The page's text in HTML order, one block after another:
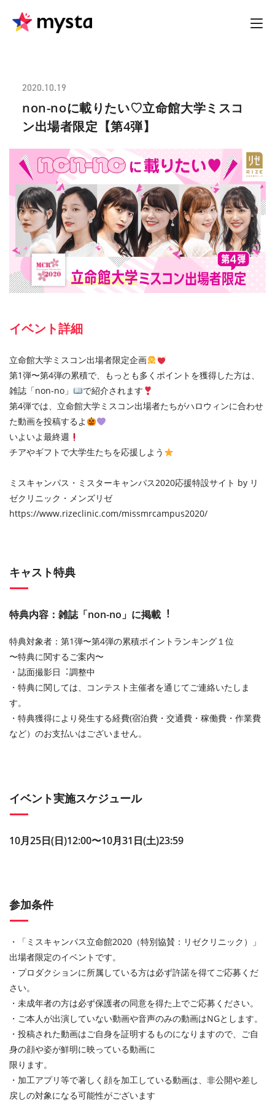
2020.10.19
non-noに載りたい♡立命館大学ミスコ
ン出場者限定【第4弾】
イベント詳細
立命館大学ミスコン出場者限定企画
第1弾〜第4弾の累積で、もっとも多くポイントを獲得した⽅は、
雑誌「non-no」
で紹介されます
第4弾では、立命館大学ミスコン出場者たちがハロウィンに合わせ
た動画を投稿するよ
いよいよ最終週
チアやギフトで⼤学⽣たちを応援しよう
ミスキャンパス・ミスターキャンパス2020応援特設サイト by リ
ゼクリニック・メンズリゼ
https://www.rizeclinic.com/missmrcampus2020/
キャスト特典
特典内容：雑誌「non-no」に掲載︕
特典対象者：第1弾〜第4弾の累積ポイントランキング１位
〜特典に関するご案内〜
・誌⾯撮影⽇︓調整中
・特典に関しては、コンテスト主催者を通じてご連絡いたしま
す。
・特典獲得により発⽣する経費(宿泊費・交通費・稼働費・作業費
など）のお⽀払いはございません。
イベント実施スケジュール
10⽉25⽇(日)12:00〜10⽉31⽇(土)23:59
参加条件
・「ミスキャンパス立命館2020（特別協賛：リゼクリニック）」
出場者限定のイベントです。
・プロダクションに所属している⽅は必ず許諾を得てご応募くだ
さい。
・未成年者の⽅は必ず保護者の同意を得た上でご応募ください。
・ご本⼈が出演していない動画や⾳声のみの動画はNGとします。
・投稿された動画はご⾃⾝を証明するものになりますので、ご⾃
⾝の顔や姿が鮮明に映っている動画に
限ります。
・加⼯アプリ等で著しく顔を加⼯している動画は、⾮公開や差し
戻しの対象になる可能性がございます